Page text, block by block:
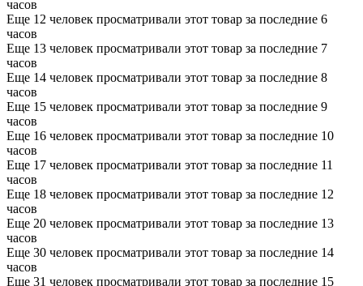
часов
Еще 12 человек просматривали этот товар за последние 6
часов
Еще 13 человек просматривали этот товар за последние 7
часов
Еще 14 человек просматривали этот товар за последние 8
часов
Еще 15 человек просматривали этот товар за последние 9
часов
Еще 16 человек просматривали этот товар за последние 10
часов
Еще 17 человек просматривали этот товар за последние 11
часов
Еще 18 человек просматривали этот товар за последние 12
часов
Еще 20 человек просматривали этот товар за последние 13
часов
Еще 30 человек просматривали этот товар за последние 14
часов
Еще 31 человек просматривали этот товар за последние 15